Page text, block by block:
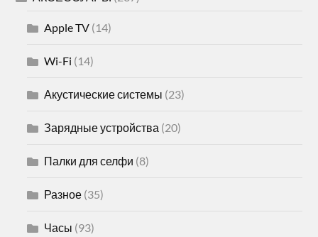
Apple TV (14)
Wi-Fi (14)
Акустические системы (23)
Зарядные устройства (20)
Палки для селфи (8)
Разное (35)
Часы (93)